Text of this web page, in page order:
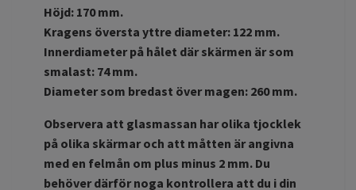
Höjd: 170 mm.
Kragens översta yttre diameter: 122 mm.
Innerdiameter på hålet där skärmen är som
smalast: 74 mm.
Diameter som bredast över magen: 260 mm.
Observera att glasmassan har olika tjocklek
på olika skärmar och att måtten är angivna
med en felmån om plus minus 2 mm. Du
behöver därför noga kontrollera att du i din